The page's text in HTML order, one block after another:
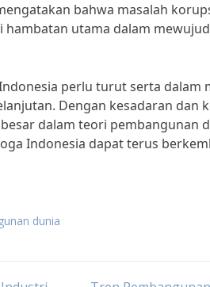
bahwa masalah
utama dalam
perlu turut serta
Dengan kesadaran dan
dalam teori pembangunan
Indonesia dapat terus
dunia